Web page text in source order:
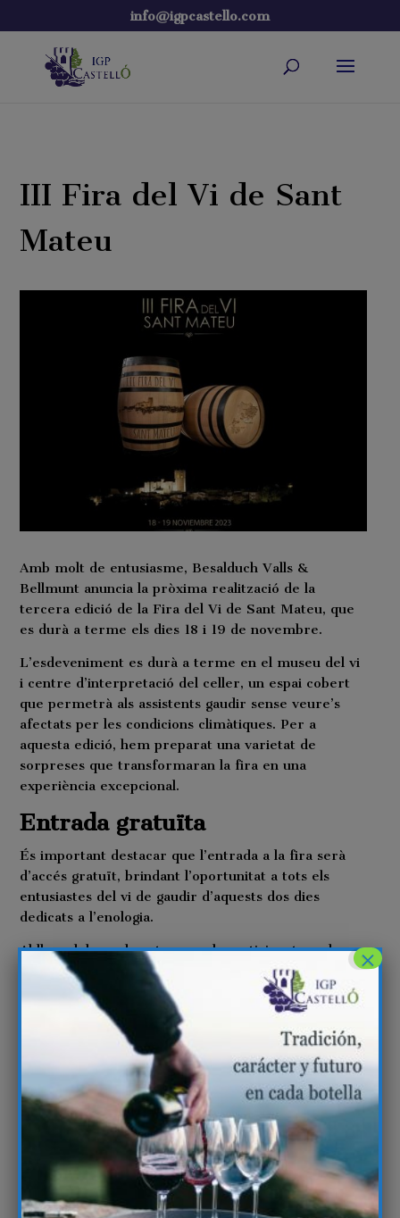
info@igpcastello.com
III Fira del Vi de Sant
Mateu
Amb molt de entusiasme, Besalduch Valls &
Bellmunt anuncia la pròxima realització de la
tercera edició de la Fira del Vi de Sant Mateu, que
es durà a terme els dies 18 i 19 de novembre.
L’esdeveniment es durà a terme en el museu del vi
i centre d’interpretació del celler, un espai cobert
que permetrà als assistents gaudir sense veure’s
afectats per les condicions climàtiques. Per a
aquesta edició, hem preparat una varietat de
sorpreses que transformaran la fira en una
experiència excepcional.
Entrada gratuïta
És important destacar que l’entrada a la fira serà
d’accés gratuït, brindant l’oportunitat a tots els
entusiastes del vi de gaudir d’aquests dos dies
dedicats a l’enologia.
Al llarg del cap de setmana, els participants podran
submergir-se en tastos maridatge dirigides per
l’experimentat enòleg David Remolar, que oferiran
experiències culinàries úniques, realçant els matisos
i sabors de cada vi. A més, es duran a terme
conferències i xarrades informatives oferides pel
president de l’Associació Mundial de l’Enòleg. D
´altra banda, s´han organitzat tastos a cegues sota
la direcció de l’enòleg Roger Vernet.
Per a completar l’experiència, el celler disposarà
d’un servei de restaurant i bar per a atendre les
necessitats de tots els visitants. En paral·lel,
l’esdeveniment comptarà amb actuacions de música
×